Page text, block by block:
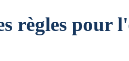
règles pour